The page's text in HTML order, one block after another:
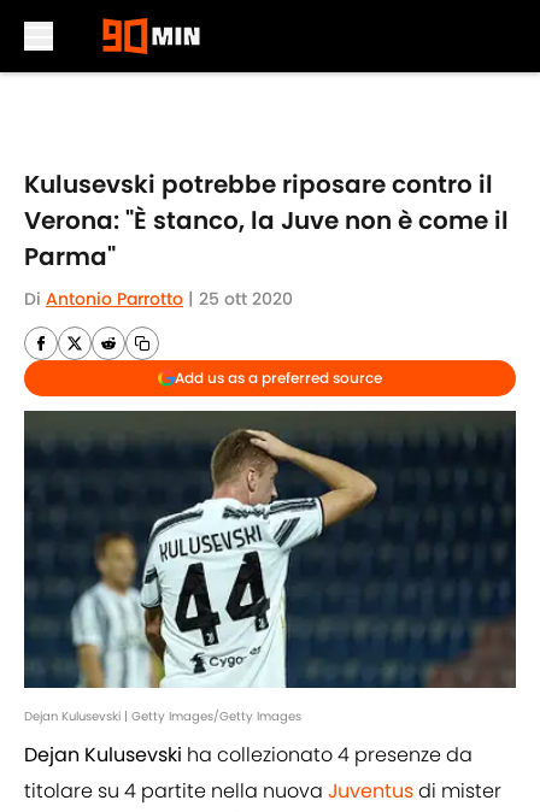
Kulusevski potrebbe riposare contro il
Verona: "È stanco, la Juve non è come il
Parma"
Di Antonio Parrotto | 25 ott 2020
Add us as a preferred source
Dejan Kulusevski | Getty Images/Getty Images
Dejan Kulusevski ha collezionato 4 presenze da
titolare su 4 partite nella nuova Juventusdi mister